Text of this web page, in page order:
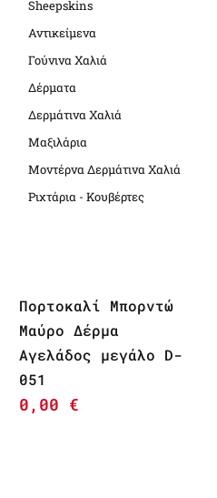
Sheepskins
Αντικείμενα
Γούνινα Χαλιά
Δέρματα
Δερμάτινα Χαλιά
Μαξιλάρια
Μοντέρνα Δερμάτινα Χαλιά
Ριχτάρια - Κουβέρτες
Πορτοκαλί Μπορντώ
Μαύρο Δέρμα
Αγελάδος μεγάλο D-
051
0,00 €